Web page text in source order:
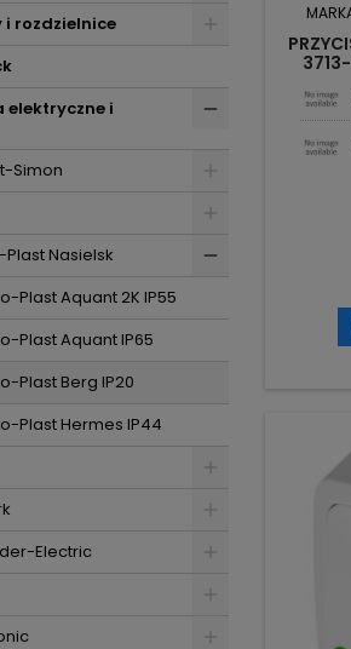
i rozdzielnice
elektryczne i
Simon
Nasielsk
Plast Aquant 2K IP55
Plast Aquant IP65
Plast Berg IP20
Plast Hermes IP44
Electric